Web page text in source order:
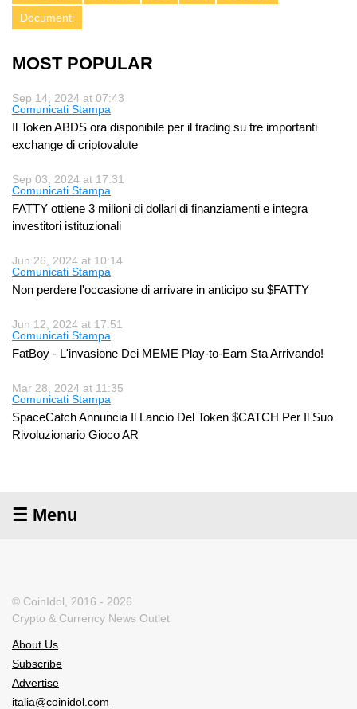
Documenti
MOST POPULAR
Sep 14, 2024 at 07:43
Comunicati Stampa
Il Token ABDS ora disponibile per il trading su tre importanti
exchange di criptovalute
Sep 03, 2024 at 17:31
Comunicati Stampa
FATTY ottiene 3 milioni di dollari di finanziamenti e integra
investitori istituzionali
Jun 26, 2024 at 10:14
Comunicati Stampa
Non perdere l'occasione di arrivare in anticipo su $FATTY
Jun 12, 2024 at 17:51
Comunicati Stampa
FatBoy - L'invasione Dei MEME Play-to-Earn Sta Arrivando!
Mar 28, 2024 at 11:35
Comunicati Stampa
SpaceCatch Annuncia Il Lancio Del Token $CATCH Per Il Suo
Rivoluzionario Gioco AR
☰ Menu
© CoinIdol, 2016 - 2026
Crypto & Currency News Outlet
About Us
Subscribe
Advertise
italia@coinidol.com